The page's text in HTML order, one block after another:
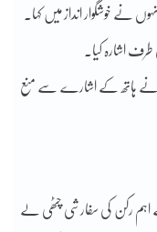
نے خوشگوار انداز میں کہا۔
اشارہ کیا۔
ہاتھ کے اشارے سے منع
رکن کی سفارشی چٹھی لے